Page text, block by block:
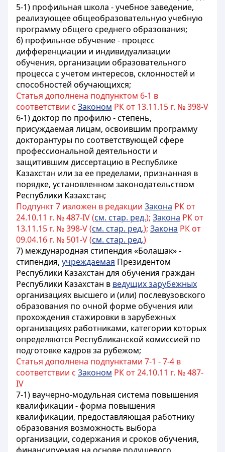
5-1) профильная школа - учебное заведение,
реализующее общеобразовательную учебную
программу общего среднего образования;
6) профильное обучение - процесс
дифференциации и индивидуализации
обучения, организации образовательного
процесса с учетом интересов, склонностей и
способностей обучающихся;
Статья дополнена подпунктом 6-1 в
соответствии с Законом РК от 13.11.15 г. № 398-V
6-1) доктор по профилю - степень,
присуждаемая лицам, освоившим программу
докторантуры по соответствующей сфере
профессиональной деятельности и
защитившим диссертацию в Республике
Казахстан или за ее пределами, признанная в
порядке, установленном законодательством
Республики Казахстан;
Подпункт 7 изложен в редакции 3акона РК от
24.10.11 г. № 487-IV (см. стар. ред.); Закона РК от
13.11.15 г. № 398-V (см. стар. ред.); Закона РК от
09.04.16 г. № 501-V (см. стар. ред.)
7) международная стипендия «Болашак» -
стипендия, учреждаемая Президентом
Республики Казахстан для обучения граждан
Республики Казахстан в ведущих зарубежных
организациях высшего и (или) послевузовского
образования по очной форме обучения или
прохождения стажировки в зарубежных
организациях работниками, категории которых
определяются Республиканской комиссией по
подготовке кадров за рубежом;
Статья дополнена подпунктами 7-1 - 7-4 в
соответствии с 3аконом РК от 24.10.11 г. № 487-
IV
7-1) ваучерно-модульная система повышения
квалификации - форма повышения
квалификации, предоставляющая работнику
образования возможность выбора
организации, содержания и сроков обучения,